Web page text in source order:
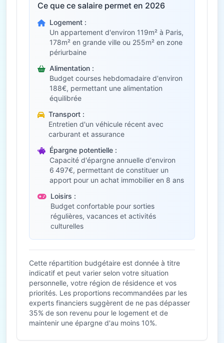
Ce que ce salaire permet en 2026
Logement :
Un appartement d'environ 119m² à Paris,
178m² en grande ville ou 255m² en zone
périurbaine
Alimentation :
Budget courses hebdomadaire d'environ
188€, permettant une alimentation
équilibrée
Transport :
Entretien d'un véhicule récent avec
carburant et assurance
Épargne potentielle :
Capacité d'épargne annuelle d'environ
6 497€, permettant de constituer un
apport pour un achat immobilier en 8 ans
Loisirs :
Budget confortable pour sorties
régulières, vacances et activités
culturelles
Cette répartition budgétaire est donnée à titre
indicatif et peut varier selon votre situation
personnelle, votre région de résidence et vos
priorités. Les proportions recommandées par les
experts financiers suggèrent de ne pas dépasser
35% de son revenu pour le logement et de
maintenir une épargne d'au moins 10%.